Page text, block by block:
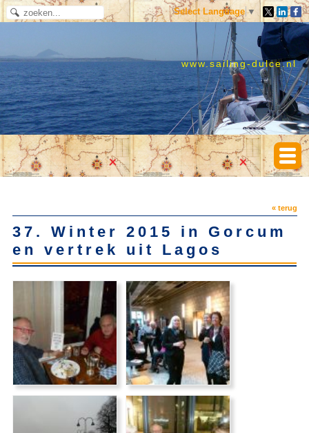
Select Language ▼
www.sailing-dulce.nl
« terug
37. Winter 2015 in Gorcum
en vertrek uit Lagos